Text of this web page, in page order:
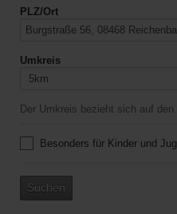
PLZ/Ort
Umkreis
Der Umkreis bezieht sich auf
Besonders für Kinder und
Suchen